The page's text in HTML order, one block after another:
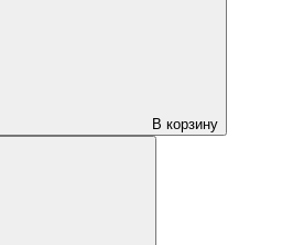
В корзину